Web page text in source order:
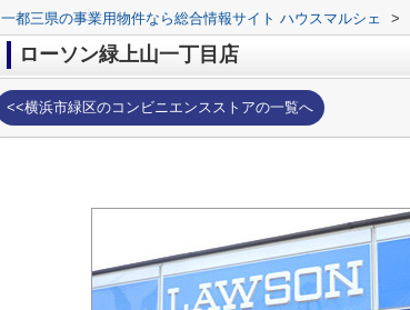
一都三県の事業用物件なら総合情報サイト ハウスマルシェ >
ローソン緑上山一丁目店
<<横浜市緑区のコンビニエンスストアの一覧へ